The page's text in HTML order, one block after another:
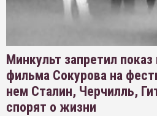
Минкульт запретил
фильма Сокурова на
нем Сталин, Черчилль,
спорят о жизни